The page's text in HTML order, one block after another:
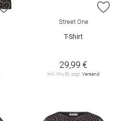
ZUR WUNSCHLISTE HINZUFÜGEN
ZUR
Street One
T-Shirt
29,99 €
inkl. MwSt. zzgl. Versand